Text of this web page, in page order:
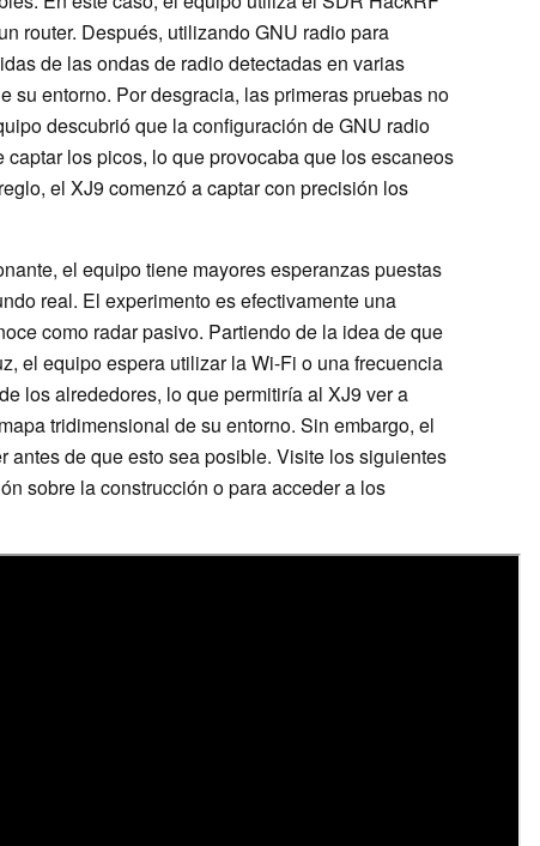
router. Después, utilizando GNU radio para
de las ondas de radio detectadas en varias
su entorno. Por desgracia, las primeras pruebas no
descubrió que la configuración de GNU radio
los picos, lo que provocaba que los escaneos
el XJ9 comenzó a captar con precisión los
el equipo tiene mayores esperanzas puestas
real. El experimento es efectivamente una
como radar pasivo. Partiendo de la idea de que
el equipo espera utilizar la Wi-Fi o una frecuencia
los alrededores, lo que permitiría al XJ9 ver a
tridimensional de su entorno. Sin embargo, el
antes de que esto sea posible. Visite los siguientes
sobre la construcción o para acceder a los